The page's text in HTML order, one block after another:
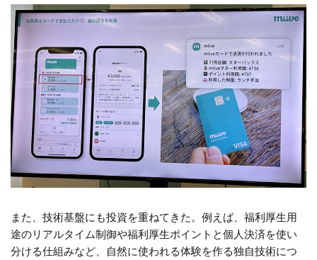
また、技術基盤にも投資を重ねてきた。例えば、福利厚生用
途のリアルタイム制御や福利厚生ポイントと個人決済を使い
分ける仕組みなど、自然に使われる体験を作る独自技術につ